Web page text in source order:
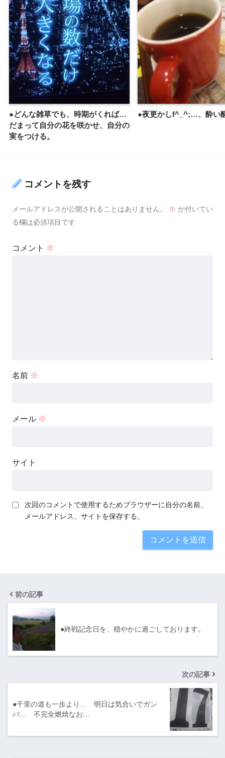
●どんな雑草でも、時期がくれば…
だまって自分の花を咲かせ、自分の
実をつける。
●夜更かしf^_^;…、酔い
コメントを残す
メールアドレスが公開されることはありません。 ※ が付いてい
る欄は必須項目です
コメント ※
名前 ※
メール ※
サイト
次回のコメントで使用するためブラウザーに自分の名前、
メールアドレス、サイトを保存する。
前の記事
●終戦記念日を、穏やかに過ごしております。
次の記事
●千里の道も一歩より… 明日は気合いでガン
バ… 不完全燃焼なお…